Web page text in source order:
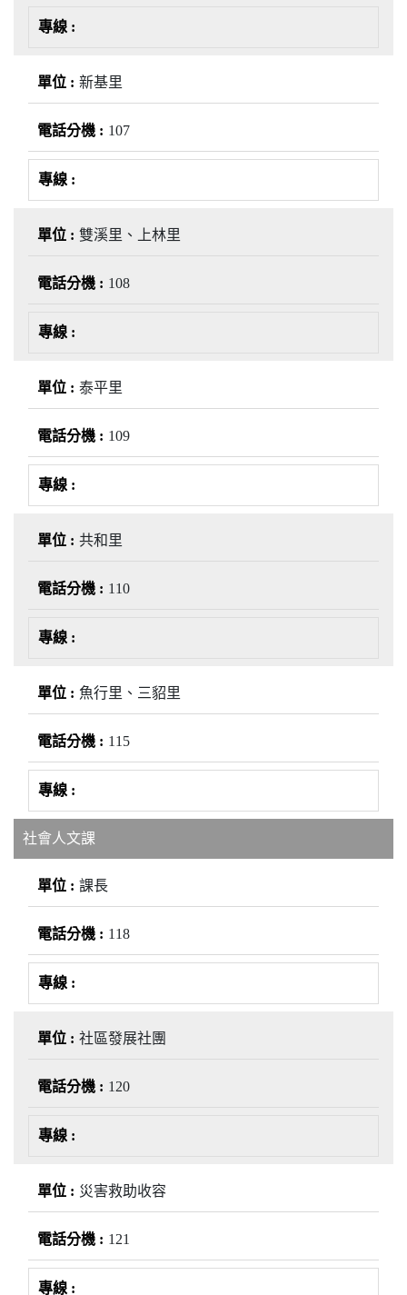
新基里
107
雙溪里、上林里
108
泰平里
109
共和里
110
魚行里、三貂里
115
社會人文課
課長
118
社區發展社團
120
災害救助收容
121